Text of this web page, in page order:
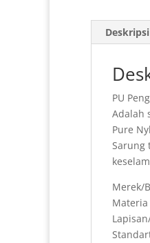
Deskripsi
PU
Adalah
Pure
Sarung
Merek/
Materia